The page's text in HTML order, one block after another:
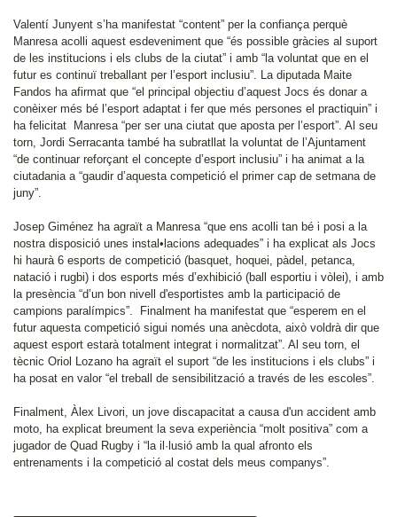
Valentí Junyent s’ha manifestat “content” per la confiança perquè
Manresa acolli aquest esdeveniment que “és possible gràcies al suport
de les institucions i els clubs de la ciutat” i amb “la voluntat que en el
futur es continuï treballant per l’esport inclusiu”. La diputada Maite
Fandos ha afirmat que “el principal objectiu d’aquest Jocs és donar a
conèixer més bé l’esport adaptat i fer que més persones el practiquin” i
ha felicitat Manresa “per ser una ciutat que aposta per l’esport”. Al seu
torn, Jordi Serracanta també ha subratllat la voluntat de l’Ajuntament
“de continuar reforçant el concepte d’esport inclusiu” i ha animat a la
ciutadania a “gaudir d’aquesta competició el primer cap de setmana de
juny”.
Josep Giménez ha agraït a Manresa “que ens acolli tan bé i posi a la
nostra disposició unes instal•lacions adequades” i ha explicat als Jocs
hi haurà 6 esports de competició (basquet, hoquei, pàdel, petanca,
natació i rugbi) i dos esports més d’exhibició (ball esportiu i vòlei), i amb
la presència “d’un bon nivell d'esportistes amb la participació de
campions paralímpics”. Finalment ha manifestat que “esperem en el
futur aquesta competició sigui només una anècdota, això voldrà dir que
aquest esport estarà totalment integrat i normalitzat”. Al seu torn, el
tècnic Oriol Lozano ha agraït el suport “de les institucions i els clubs” i
ha posat en valor “el treball de sensibilització a través de les escoles”.
Finalment, Àlex Livori, un jove discapacitat a causa d'un accident amb
moto, ha explicat breument la seva experiència “molt positiva” com a
jugador de Quad Rugby i “la il·lusió amb la qual afronto els
entrenaments i la competició al costat dels meus companys”.